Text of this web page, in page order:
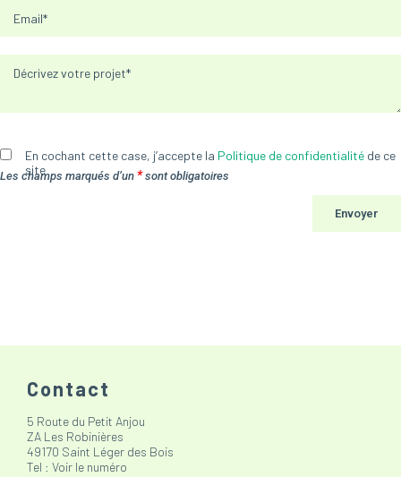
Les champs marqués d’un *sont obligatoires
En cochant cette case, j’accepte la Politique de confidentialité de ce
site
Contact
5 Route du Petit Anjou
ZA Les Robinières
49170 Saint Léger des Bois
Tel : Voir le numéro